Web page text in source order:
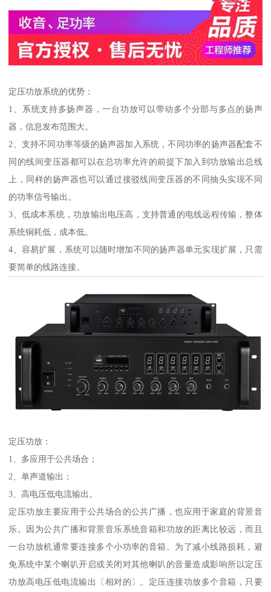
定压功放系统的优势：
1、系统支持多扬声器，一台功放可以带动多个分部与多点的扬声
器，信息发布范围大。
2、支持不同功率等级的扬声器加入系统，不同功率的扬声器配套不
同的线间变压器都可以在总功率允许的前提下加入到功放输出总线
上，同样的扬声器也可以通过接驳线间变压器的不同抽头实现不同
的功率信号输出。
3、低成本系统，功放输出电压高，支持普通的电线远程传输，整体
系统铜耗低，成本低。
4、容易扩展，系统可以随时增加不同的扬声器单元实现扩展，只需
要简单的线路连接。
定压功放：
1、多应用于公共场合；
2、单声道输出；
3、高电压低电流输出。
定压功放主要应用于公共场合的公共广播，也应用于家庭的背景音
乐。因为公共广播和背景音乐系统音箱和功放的距离比较远，而且
一台功放机通常要连接多个小功率的音箱。为了减小线路损耗，避
免系统中某个喇叭开启或关闭对其他喇叭的音量造成影响所以定压
功放高电压低电流输出〔相对的〕。定压连接功放多个音箱，只要